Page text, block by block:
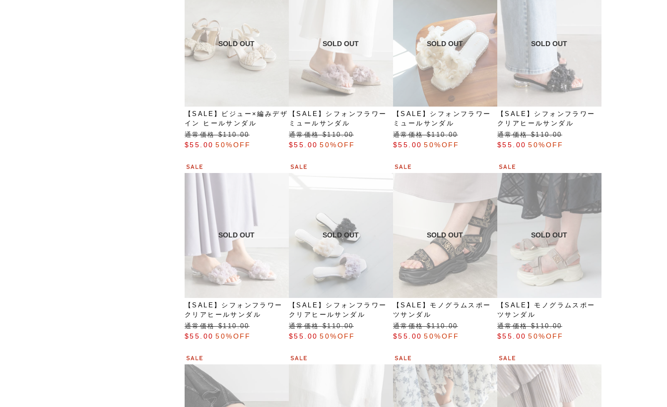
【SALE】ビジュー×編みデザ
イン ヒールサンダル
通常価格 $‌110.00
$‌55.00 50%OFF
【SALE】シフォンフラワー
ミュールサンダル
通常価格 $‌110.00
$‌55.00 50%OFF
【SALE】シフォンフラワー
ミュールサンダル
通常価格 $‌110.00
$‌55.00 50%OFF
【SALE】シフォンフラワー
クリアヒールサンダル
通常価格 $‌110.00
$‌55.00 50%OFF
【SALE】シフォンフラワー
クリアヒールサンダル
通常価格 $‌110.00
$‌55.00 50%OFF
【SALE】シフォンフラワー
クリアヒールサンダル
通常価格 $‌110.00
$‌55.00 50%OFF
【SALE】モノグラムスポー
ツサンダル
通常価格 $‌110.00
$‌55.00 50%OFF
【SALE】モノグラムスポー
ツサンダル
通常価格 $‌110.00
$‌55.00 50%OFF